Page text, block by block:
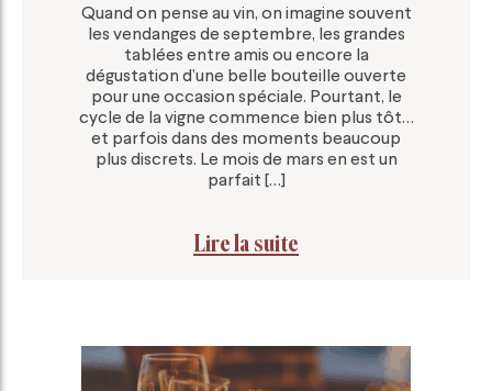
Quand on pense au vin, on imagine souvent
les vendanges de septembre, les grandes
tablées entre amis ou encore la
dégustation d’une belle bouteille ouverte
pour une occasion spéciale. Pourtant, le
cycle de la vigne commence bien plus tôt…
et parfois dans des moments beaucoup
plus discrets. Le mois de mars en est un
parfait […]
Lire la suite